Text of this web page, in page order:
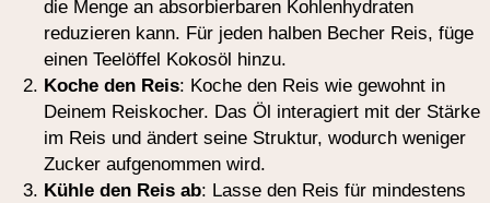
die Menge an absorbierbaren Kohlenhydraten
reduzieren kann. Für jeden halben Becher Reis, füge
einen Teelöffel Kokosöl hinzu.
Koche den Reis: Koche den Reis wie gewohnt in
Deinem Reiskocher. Das Öl interagiert mit der Stärke
im Reis und ändert seine Struktur, wodurch weniger
Zucker aufgenommen wird.
Kühle den Reis ab: Lasse den Reis für mindestens